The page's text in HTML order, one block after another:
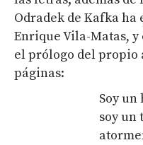
Odradek de Kafka
Enrique Vila-Matas, y
el prólogo del propio
páginas:
Soy
soy un